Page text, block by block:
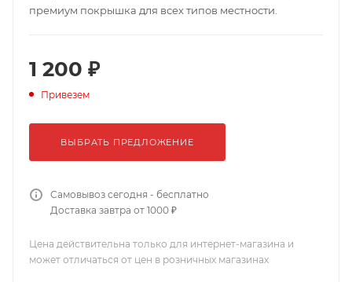
премиум покрышка для всех типов местности.
1 200 ₽
Привезем
ВЫБРАТЬ ПРЕДЛОЖЕНИЕ
Самовывоз сегодня - бесплатно
Доставка завтра от 1000 ₽
Цена действительна только для интернет-магазина и
может отличаться от цен в розничных магазинах